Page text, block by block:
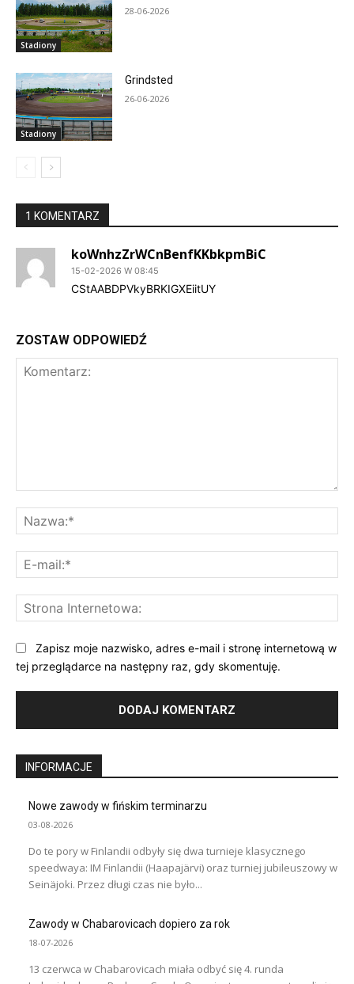
Stadiony
28-06-2026
Stadiony
Grindsted
26-06-2026
1 KOMENTARZ
koWnhzZrWCnBenfKKbkpmBiC
15-02-2026 W 08:45
CStAABDPVkyBRKIGXEiitUY
ZOSTAW ODPOWIEDŹ
Zapisz moje nazwisko, adres e-mail i stronę internetową w
tej przeglądarce na następny raz, gdy skomentuję.
INFORMACJE
Nowe zawody w fińskim terminarzu
03-08-2026
Do te pory w Finlandii odbyły się dwa turnieje klasycznego
speedwaya: IM Finlandii (Haapajärvi) oraz turniej jubileuszowy w
Seinäjoki. Przez długi czas nie było...
Zawody w Chabarovicach dopiero za rok
18-07-2026
13 czerwca w Chabarovicach miała odbyć się 4. runda